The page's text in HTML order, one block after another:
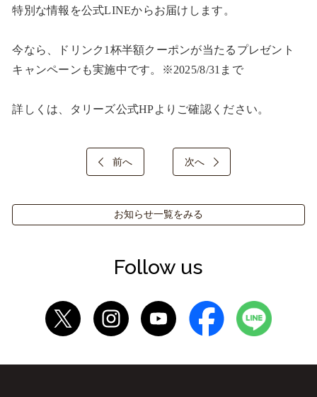
特別な情報を公式LINEからお届けします。
今なら、ドリンク1杯半額クーポンが当たるプレゼント
キャンペーンも実施中です。※2025/8/31まで
詳しくは、タリーズ公式HPよりご確認ください。
前へ 次へ
お知らせ一覧をみる
Follow us